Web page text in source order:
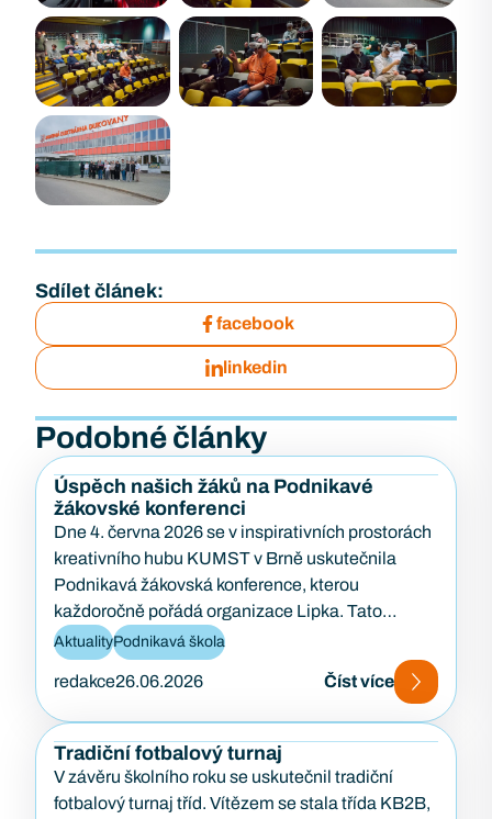
Sdílet článek:
facebook
linkedin
Podobné články
Úspěch našich žáků na Podnikavé
žákovské konferenci
Dne 4. června 2026 se v inspirativních prostorách
kreativního hubu KUMST v Brně uskutečnila
Podnikavá žákovská konference, kterou
každoročně pořádá organizace Lipka. Tato
konference je zaměřena na podporu podnikavosti,
kreativity…
AktualityPodnikavá škola
redakce26.06.2026 Číst více
Tradiční fotbalový turnaj
V závěru školního roku se uskutečnil tradiční
fotbalový turnaj tříd. Vítězem se stala třída KB2B,